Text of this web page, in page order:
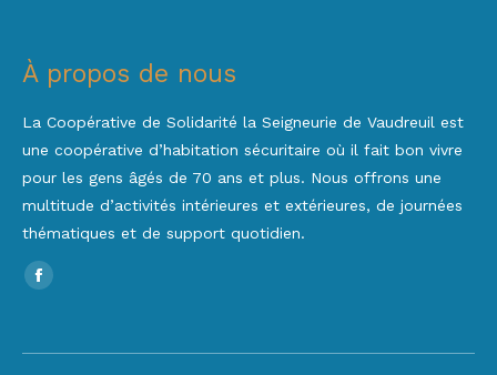
À propos de nous
La Coopérative de Solidarité la Seigneurie de Vaudreuil est
une coopérative d’habitation sécuritaire où il fait bon vivre
pour les gens âgés de 70 ans et plus. Nous offrons une
multitude d’activités intérieures et extérieures, de journées
thématiques et de support quotidien.
Trouvez nous sur :
Facebook